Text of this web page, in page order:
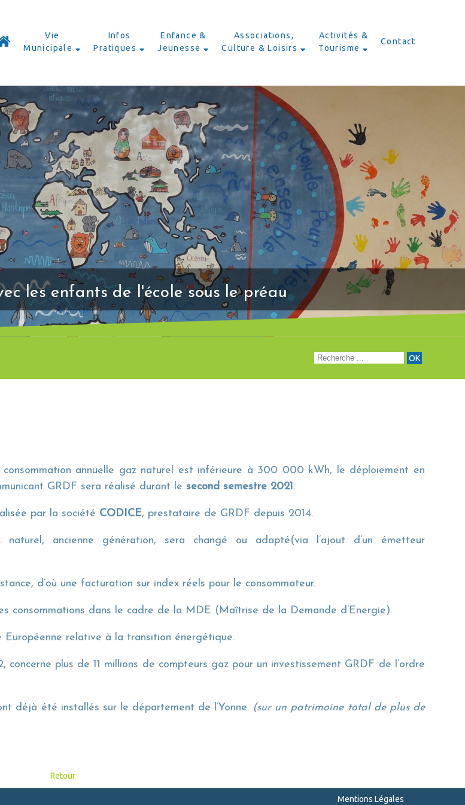
Vie
Municipale
Infos
Pratiques
Enfance &
Jeunesse
Associations,
Culture & Loisirs
Activités &
Tourisme
Contact
les enfants de l'école sous le préau
"Venez à notre
annuelle gaz naturel est inférieure à 300 000 kWh, le déploiement en
GRDF sera réalisé durant lesecond semestre 2021.
par la société CODICE, prestataire de GRDF depuis 2014.
naturel, ancienne génération, sera changé ou adapté(via l’ajout d’un émetteur
d’où une facturation sur index réels pour le consommateur.
consommations dans le cadre de la MDE (Maîtrise de la Demande d’Energie).
relative à la transition énergétique.
plus de 11 millions de compteurs gaz pour un investissement GRDF de l’ordre
déjà été installés sur le département de l’Yonne. (sur un patrimoine total de plus de
Retour
Mentions Légales